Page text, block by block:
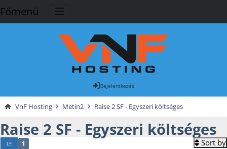
Főmenü
Bejelentkezés
VnF Hosting Metin2 Raise 2 SF - Egyszeri költséges
Raise 2 SF - Egyszeri költséges
LE 1 Sort by